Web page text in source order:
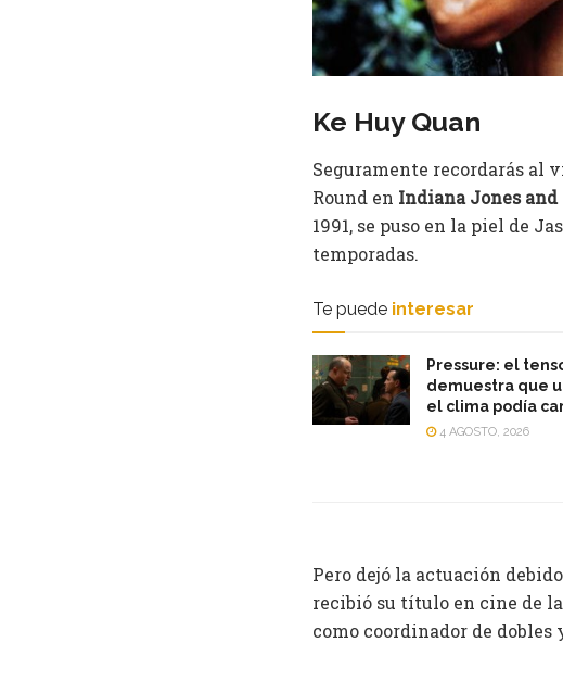
Ke Huy Quan
Seguramente recordarás al
Round en Indiana Jones
1991, se puso en la piel de
temporadas.
Te puede interesar
Pressure: el
demuestra que
el clima podía
4 AGOSTO, 2026
Pero dejó la actuación
recibió su título en cine de
como coordinador de